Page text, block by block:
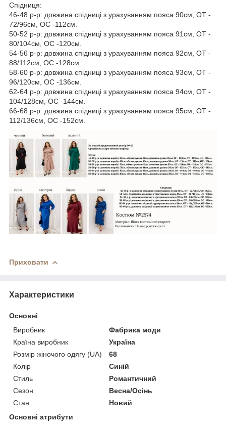
Спідниця:
46-48 р-р: довжина спідниці з урахуванням пояса 90см, ОТ -
72/96см, OC -112см.
50-52 р-р: довжина спідниці з урахуванням пояса 91см, ОТ -
80/104см, OC -120см.
54-56 р-р: довжина спідниці з урахуванням пояса 92см, ОТ -
88/112см, OC -128см.
58-60 р-р: довжина спідниці з урахуванням пояса 93см, ОТ -
96/120см, OC -136см.
62-64 р-р: довжина спідниці з урахуванням пояса 94см, ОТ -
104/128см, OC -144см.
66-68 р-р: довжина спідниці з урахуванням пояса 95см, ОТ -
112/136см, OC -152см.
Приховати
Характеристики
Основні
Виробник
Фабрика моди
Країна виробник
Україна
Розмір жіночого одягу (UA)
68
Колір
Синій
Стиль
Романтичний
Сезон
Весна/Осінь
Стан
Новий
Основні атрибути